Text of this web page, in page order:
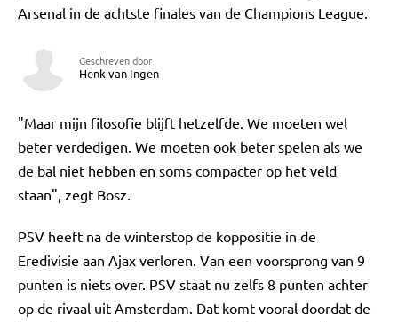
Arsenal in de achtste finales van de Champions League.
Geschreven door
Henk van Ingen
"Maar mijn filosofie blijft hetzelfde. We moeten wel
beter verdedigen. We moeten ook beter spelen als we
de bal niet hebben en soms compacter op het veld
staan", zegt Bosz.
PSV heeft na de winterstop de koppositie in de
Eredivisie aan Ajax verloren. Van een voorsprong van 9
punten is niets over. PSV staat nu zelfs 8 punten achter
op de rivaal uit Amsterdam. Dat komt vooral doordat de